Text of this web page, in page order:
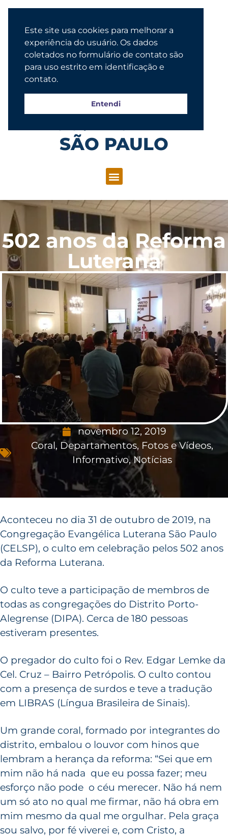
SÃO PAULO
502 anos da Reforma
Luterana
novembro 12, 2019
Coral, Departamentos, Fotos e Vídeos,
Informativo,Notícias
Aconteceu no dia 31 de outubro de 2019, na
Congregação Evangélica Luterana São Paulo
(CELSP), o culto em celebração pelos 502 anos
da Reforma Luterana.
O culto teve a participação de membros de
todas as congregações do Distrito Porto-
Alegrense (DIPA). Cerca de 180 pessoas
estiveram presentes.
O pregador do culto foi o Rev. Edgar Lemke da
Cel. Cruz – Bairro Petrópolis. O culto contou
com a presença de surdos e teve a tradução
em LIBRAS (Língua Brasileira de Sinais).
Um grande coral, formado por integrantes do
distrito, embalou o louvor com hinos que
lembram a herança da reforma: “Sei que em
mim não há nada que eu possa fazer; meu
esforço não pode o céu merecer. Não há nem
um só ato no qual me firmar, não há obra em
mim mesmo da qual me orgulhar. Pela graça
sou salvo, por fé viverei e, com Cristo, a
Este site usa cookies para melhorar a
experiência do usuário. Os dados
coletados no formulário de contato são
para uso estrito em identificação e
contato.
Entendi